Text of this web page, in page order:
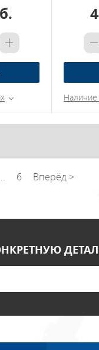
Наличие
6 Вперёд >